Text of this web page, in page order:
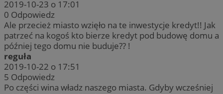
2019-10-23 o 17:01
0 Odpowiedz
Ale przecież miasto wzięło na te inwestycje kredyt!! Jak
patrzeć na kogoś kto bierze kredyt pod budowę domu a
później tego domu nie buduje?? !
reguła
2019-10-22 o 17:51
5 Odpowiedz
Po części wina władz naszego miasta. Gdyby wcześniej